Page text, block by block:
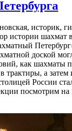
историк,
истории шахмат
доской
как шахматы
трактиры, а
России
посмотрим